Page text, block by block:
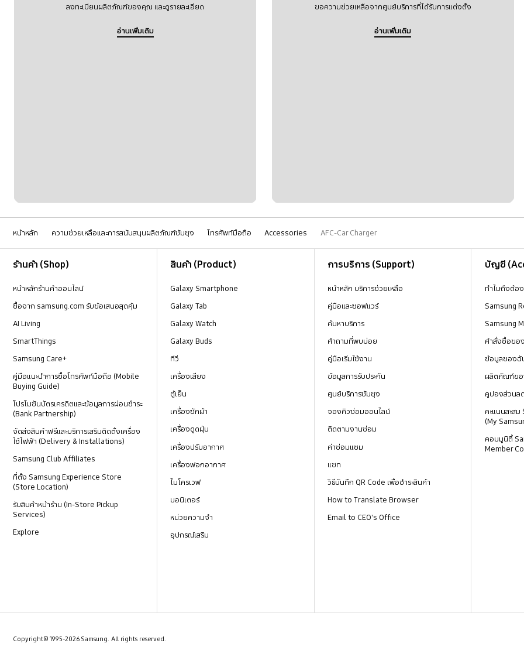
ลงทะเบียนผลิตภัณฑ์ของคุณ และดูรายละเอียด
อ่านเพิ่มเติม
ขอความช่วยเหลือจากศูนย์บริการที่ได้รับการแต่งตั้ง
อ่านเพิ่มเติม
หน้าหลัก ความช่วยเหลือและการสนับสนุนผลิตภัณฑ์ซัมซุง โทรศัพท์มือถือ Accessories AFC-Car Charger
ร้านค้า (Shop)
หน้าหลักร้านค้าออนไลน์
ซื้อจาก samsung.com รับข้อเสนอสุดคุ้ม
AI Living
SmartThings
Samsung Care+
คู่มือแนะนำการซื้อโทรศัพท์มือถือ (Mobile
Buying Guide)
โปรโมชันบัตรเครดิตและข้อมูลการผ่อนชำระ
(Bank Partnership)
จัดส่งสินค้าฟรีและบริการเสริมติดตั้งเครื่อง
ใช้ไฟฟ้า (Delivery & Installations)
Samsung Club Affiliates
ที่ตั้ง Samsung Experience Store
(Store Location)
รับสินค้าหน้าร้าน (In-Store Pickup
Services)
Explore
สินค้า (Product)
Galaxy Smartphone
Galaxy Tab
Galaxy Watch
Galaxy Buds
ทีวี
เครื่องเสียง
ตู้เย็น
เครื่องซักผ้า
เครื่องดูดฝุ่น
เครื่องปรับอากาศ
เครื่องฟอกอากาศ
ไมโครเวฟ
มอนิเตอร์
หน่วยความจำ
อุปกรณ์เสริม
การบริการ (Support)
หน้าหลัก บริการช่วยเหลือ
คู่มือและซอฟแวร์
ค้นหาบริการ
คำถามที่พบบ่อย
คู่มือเริ่มใช้งาน
ข้อมูลการรับประกัน
ศูนย์บริการซัมซุง
จองคิวซ่อมออนไลน์
ติดตามงานซ่อม
ค่าซ่อมแซม
แชท
วิธีบันทึก QR Code เพื่อชำระสินค้า
How to Translate Browser
Email to CEO's Office
บัญชี
ทำไมถึงต้อ
Samsung
Samsung
คำสั่งซื้อขอ
ข้อมูลของฉั
ผลิตภัณฑ์ขอ
คูปองส่วนล
คะแนนสะส
(My
คอมมูนิตี้
Member
Copyright© 1995-2026 Samsung. All rights reserved.